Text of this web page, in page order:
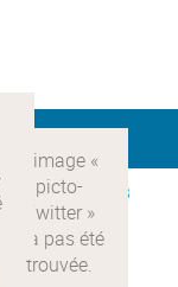
> Recherche >
3
> Pierce et les